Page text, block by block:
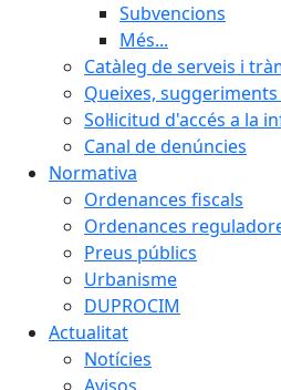
Subvencions
Més...
Catàleg de serveis i
Queixes,
Sol·licitud d'accés a la
Canal de denúncies
Normativa
Ordenances fiscals
Ordenances
Preus públics
Urbanisme
DUPROCIM
Actualitat
Notícies